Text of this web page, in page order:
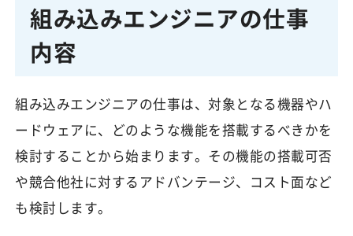
組み込みエンジニアの仕事
内容
組み込みエンジニアの仕事は、対象となる機器やハ
ードウェアに、どのような機能を搭載するべきかを
検討することから始まります。その機能の搭載可否
や競合他社に対するアドバンテージ、コスト面など
も検討します。